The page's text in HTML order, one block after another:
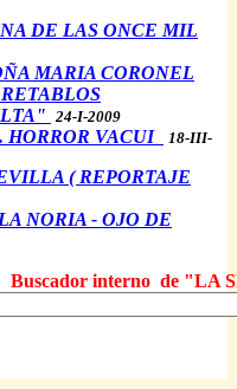
DE LAS ONCE MIL
MARIA CORONEL
24-I-2009
HORROR VACUI
18-III-
( REPORTAJE
NORIA - OJO DE
Buscador interno de "LA